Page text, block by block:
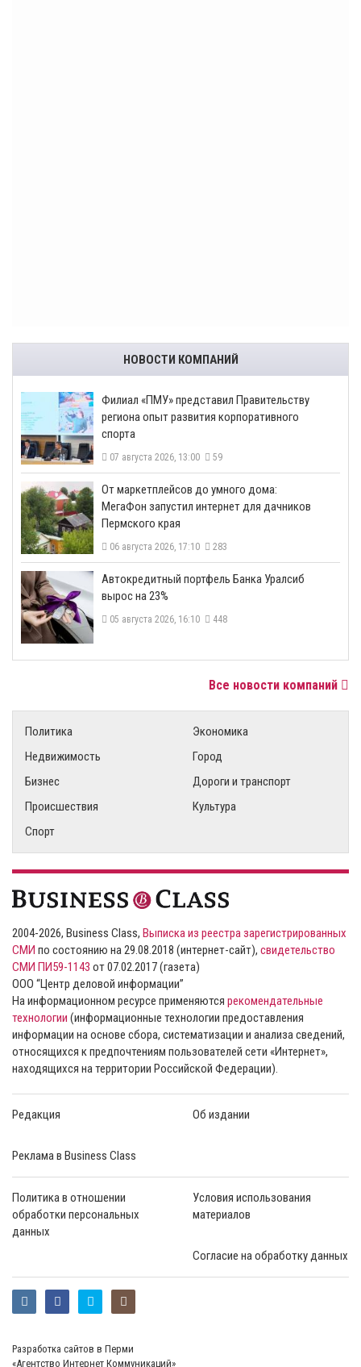
НОВОСТИ КОМПАНИЙ
​Филиал «ПМУ» представил Правительству
региона опыт развития корпоративного
спорта
07 августа 2026, 13:00 59
От маркетплейсов до умного дома:
МегаФон запустил интернет для дачников
Пермского края
06 августа 2026, 17:10 283
​Автокредитный портфель Банка Уралсиб
вырос на 23%
05 августа 2026, 16:10 448
Все новости компаний
Политика
Экономика
Недвижимость
Город
Бизнес
Дороги и транспорт
Происшествия
Культура
Спорт
2004-2026, Business Class, Выписка из реестра зарегистрированных
СМИ по состоянию на 29.08.2018 (интернет-сайт), свидетельство
СМИ ПИ59-1143 от 07.02.2017 (газета)
ООО “Центр деловой информации”
На информационном ресурсе применяются рекомендательные
технологии (информационные технологии предоставления
информации на основе сбора, систематизации и анализа сведений,
относящихся к предпочтениям пользователей сети «Интернет»,
находящихся на территории Российской Федерации).
Редакция Об издании
Реклама в Business Class
Политика в отношении
обработки персональных
данных
Условия использования
материалов
Согласие на обработку данных
Разработка сайтов в Перми
«Агентство Интернет Коммуникаций»